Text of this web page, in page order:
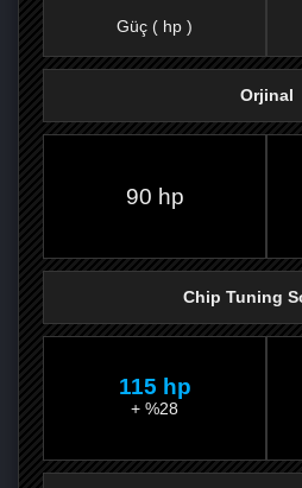
Güç ( hp )
Orjinal
90 hp
Chip Tuning
115 hp
+ %28